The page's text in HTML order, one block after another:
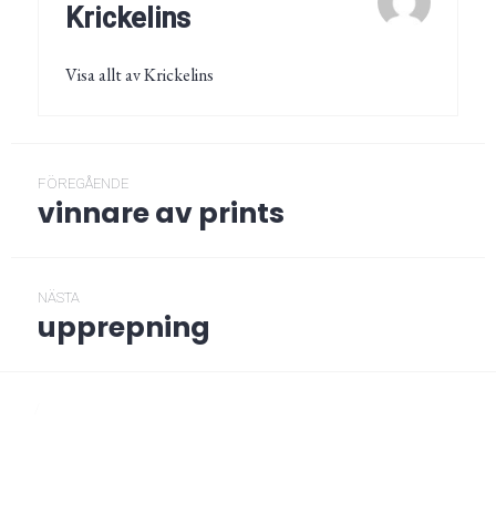
Krickelins
Visa allt av Krickelins
FÖREGÅENDE
Föregående
vinnare av prints
NÄSTA
Nästa
post:
upprepning